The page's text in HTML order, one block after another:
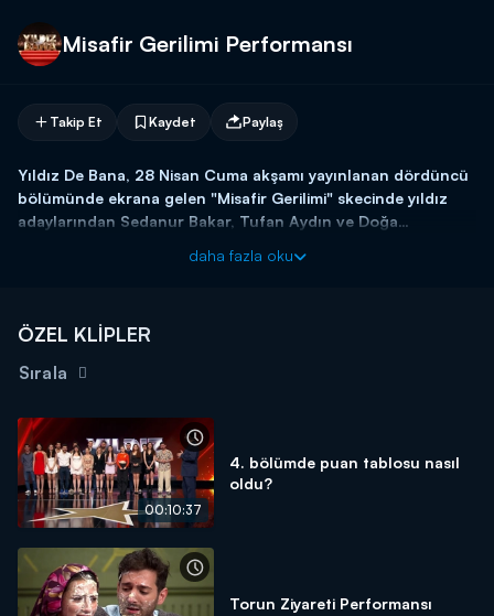
Misafir Gerilimi Performansı
Takip Et Kaydet Paylaş
Yıldız De Bana, 28 Nisan Cuma akşamı yayınlanan dördüncü
bölümünde ekrana gelen "Misafir Gerilimi" skecinde yıldız
adaylarından Sedanur Bakar, Tufan Aydın ve Doğa
daha fazla oku
ÖZEL KLİPLER
Sırala
00:10:37
4. bölümde puan tablosu nasıl
oldu?
Torun Ziyareti Performansı